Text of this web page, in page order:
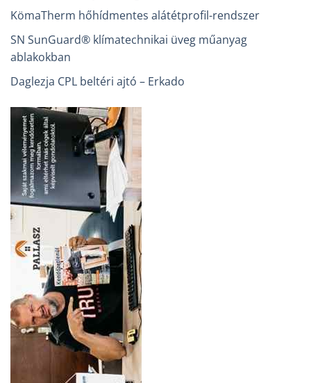
KömaTherm hőhídmentes alátétprofil-rendszer
SN SunGuard® klímatechnikai üveg műanyag
ablakokban
Daglezja CPL beltéri ajtó – Erkado